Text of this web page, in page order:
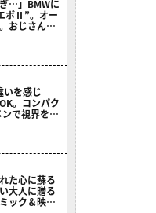
…」BMWに
ボⅡ”。オー
おじさん達
いを感じ
。コンパク
で視界を確
ル］
た心に蘇る
大人に贈る
ック＆映画